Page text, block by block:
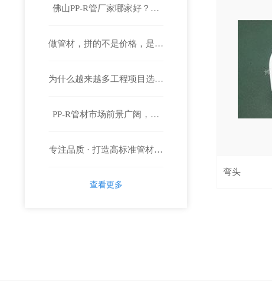
弯头
佛山PP-R管厂家哪家好？工
程客户都在选这家
做管材，拼的不是价格，是质
量和底气！
为什么越来越多工程项目选择
鑫力塑PP-R管材？
PP-R管材市场前景广阔，鑫
力塑诚邀全国合作伙伴
专注品质 · 打造高标准管材解
决方案——鑫力塑塑胶科技
查看更多